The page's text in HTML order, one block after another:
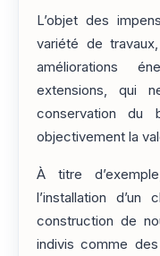
L’objet des
variété de
améliorations
extensions, qui
conservation du
objectivement la
À titre
l’installation
construction de
indivis comme